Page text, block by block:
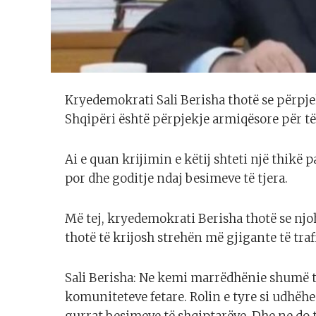
Kryedemokrati Sali Berisha thotë se
Shqipëri është përpjekje armiqësore për
Ai e quan krijimin e këtij shteti një thikë
por dhe goditje ndaj besimeve të tjera.
Më tej, kryedemokrati Berisha thotë se
thotë të krijosh strehën më gjigante të
Sali Berisha: Ne kemi marrëdhënie
komuniteteve fetare. Rolin e tyre si